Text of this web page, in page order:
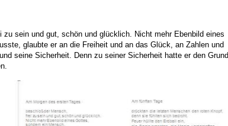
zu sein und gut, schön und glücklich. Nicht mehr Ebenbild eines
glaubte er an die Freiheit und an das Glück, an Zahlen und
seine Sicherheit. Denn zu seiner Sicherheit hatte er den Grund